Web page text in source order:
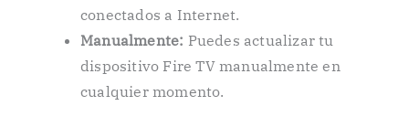
conectados a Internet.
Manualmente: Puedes actualizar tu
dispositivo Fire TV manualmente en
cualquier momento.